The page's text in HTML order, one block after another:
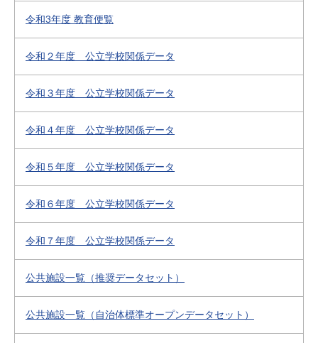
令和3年度 教育便覧
令和２年度 公立学校関係データ
令和３年度 公立学校関係データ
令和４年度 公立学校関係データ
令和５年度 公立学校関係データ
令和６年度 公立学校関係データ
令和７年度 公立学校関係データ
公共施設一覧（推奨データセット）
公共施設一覧（自治体標準オープンデータセット）